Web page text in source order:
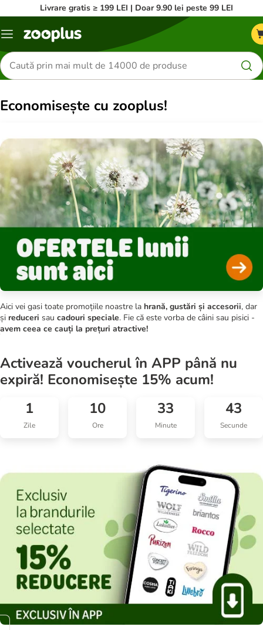
Livrare gratis ≥ 199 LEI | Doar 9.90 lei peste 99 LEI
Categorii
Căutare
produse
Economisește cu zooplus!
Aici vei gasi toate promoțiile noastre la hrană, gustări și accesorii, dar
și reduceri sau cadouri speciale. Fie că este vorba de câini sau pisici -
avem ceea ce cauți la prețuri atractive!
Activează voucherul în APP până nu
expiră! Economisește 15% acum!
1
Zile
10
Ore
33
Minute
43
Secunde